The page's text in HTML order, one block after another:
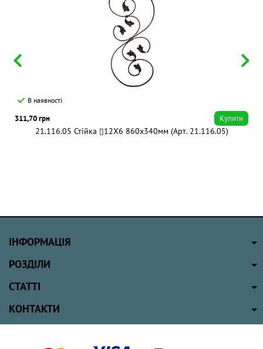
В наявності
311,70 грн Купити
21.116.05 Стійка ▯12Х6 860x340мм (Арт. 21.116.05)
ІНФОРМАЦІЯ
РОЗДІЛИ
СТАТТІ
КОНТАКТИ